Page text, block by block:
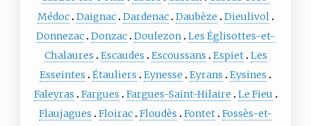
Médoc Daignac Dardenac Daubèze
Dieulivol
Donnezac Donzac Doulezon Les Églisottes-et-
Chalaures
Escaudes Escoussans Espiet Les
Esseintes
Étauliers Eynesse Eyrans
Eysines
Faleyras
Fargues Fargues-Saint-Hilaire
Le Fieu
Flaujagues
Floirac Floudès Fontet Fossès-et-